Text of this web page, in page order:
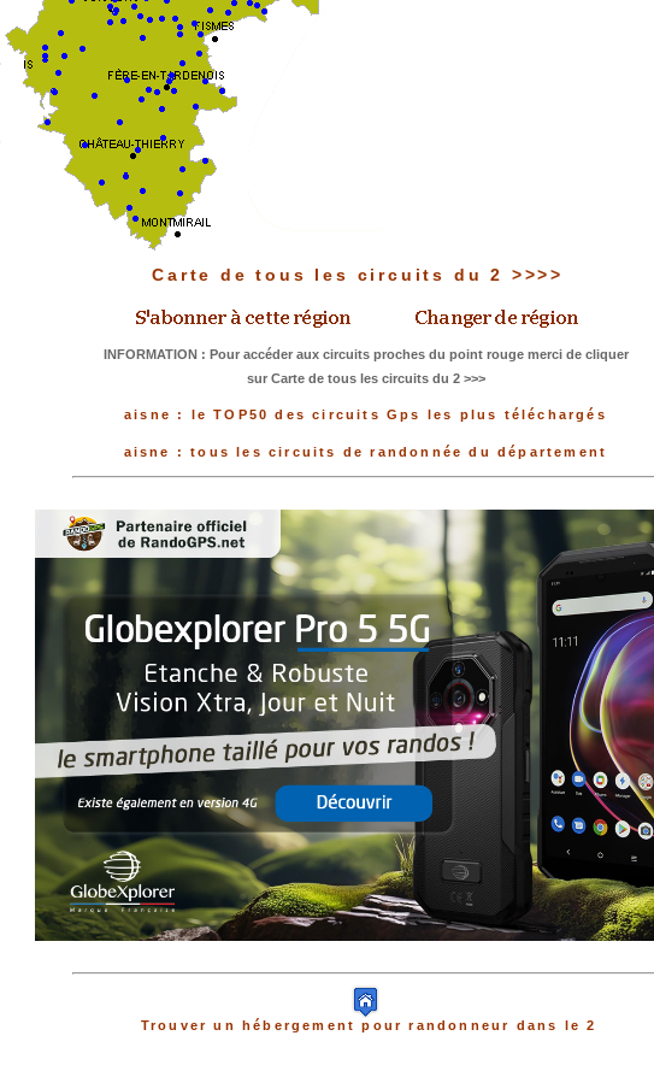
Carte de tous les circuits du 2 >>>>
INFORMATION : Pour accéder aux circuits proches du point rouge merci de cliquer
sur Carte de tous les circuits du 2 >>>
aisne : le TOP50 des circuits Gps les plus téléchargés
aisne : tous les circuits de randonnée du département
Trouver un hébergement pour randonneur dans le 2